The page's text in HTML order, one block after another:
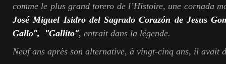
comme le plus grand torero de l’Histoire, une cornada
José Miguel Isidro del Sagrado Corazón de Jesus
Gallo", "Gallito", entrait dans la légende.
Neuf ans après son alternative, à vingt-cinq ans, il avait